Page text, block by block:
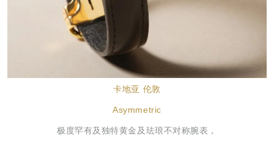
卡地亚 伦敦
Asymmetric
极度罕有及独特黄金及珐琅不对称腕表，